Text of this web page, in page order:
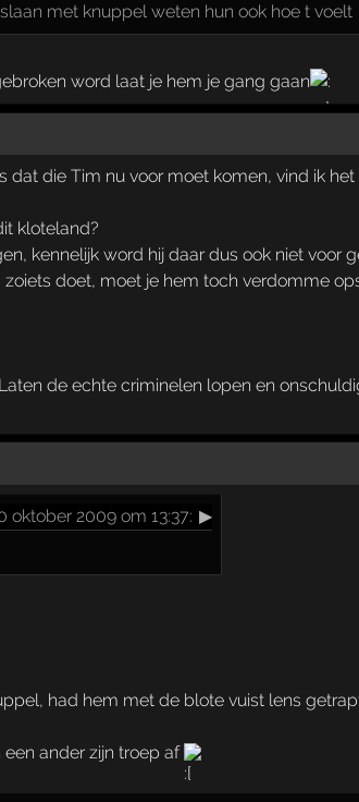
met knuppel weten hun ook hoe t voelt
word laat je hem je gang gaan
dat die Tim nu voor moet komen, vind ik
kloteland?
kennelijk word hij daar dus ook niet voor
doet, moet je hem toch verdomme
de echte criminelen lopen en
2009 om 13:37: ▶
had hem met de blote vuist lens
ander zijn troep af